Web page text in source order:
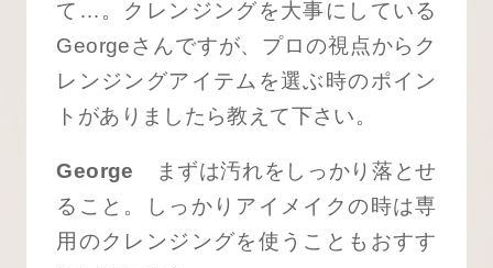
て…。クレンジングを大事にしている
Georgeさんですが、プロの視点からク
レンジングアイテムを選ぶ時のポイン
トがありましたら教えて下さい。
George まずは汚れをしっかり落とせ
ること。しっかりアイメイクの時は専
用のクレンジングを使うこともおすす